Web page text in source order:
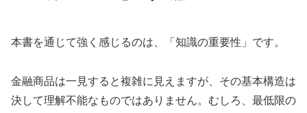
本書を通じて強く感じるのは、「知識の重要性」です。
金融商品は一見すると複雑に見えますが、その基本構造は
決して理解不能なものではありません。むしろ、最低限の